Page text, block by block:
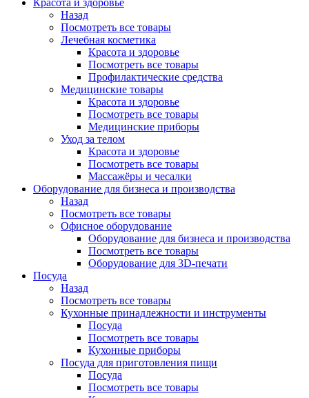
Красота и здоровье
Назад
Посмотреть все товары
Лечебная косметика
Красота и здоровье
Посмотреть все товары
Профилактические средства
Медицинские товары
Красота и здоровье
Посмотреть все товары
Медицинские приборы
Уход за телом
Красота и здоровье
Посмотреть все товары
Массажёры и чесалки
Оборудование для бизнеса и производства
Назад
Посмотреть все товары
Офисное оборудование
Оборудование для бизнеса и производства
Посмотреть все товары
Оборудование для 3D-печати
Посуда
Назад
Посмотреть все товары
Кухонные принадлежности и инструменты
Посуда
Посмотреть все товары
Кухонные приборы
Посуда для приготовления пищи
Посуда
Посмотреть все товары